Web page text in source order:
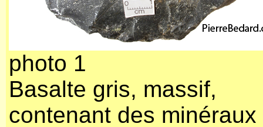
photo 1
Basalte gris, massif,
contenant des minéraux